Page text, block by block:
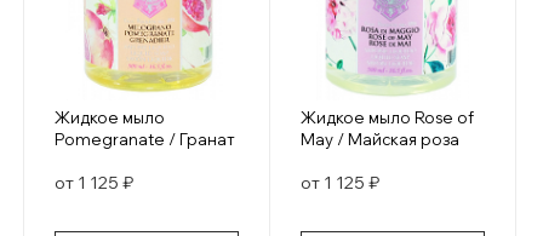
Жидкое мыло
Pomegranate / Гранат
от 1 125 ₽
Жидкое мыло Rose of
May / Майская роза
от 1 125 ₽